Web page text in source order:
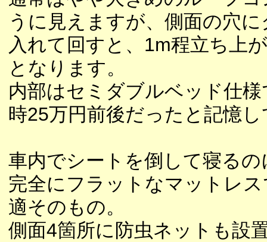
うに見えますが、側面の穴
入れて回すと、1m程立ち上
となります。
内部はセミダブルベッド仕
時25万円前後だったと記憶
車内でシートを倒して寝る
完全にフラットなマットレ
適そのもの。
側面4箇所に防虫ネットも設